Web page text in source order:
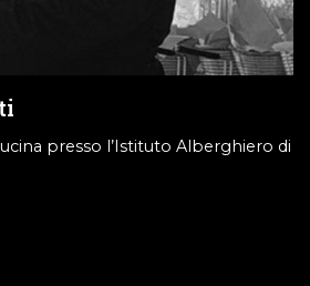
presso l’Istituto Alberghiero di